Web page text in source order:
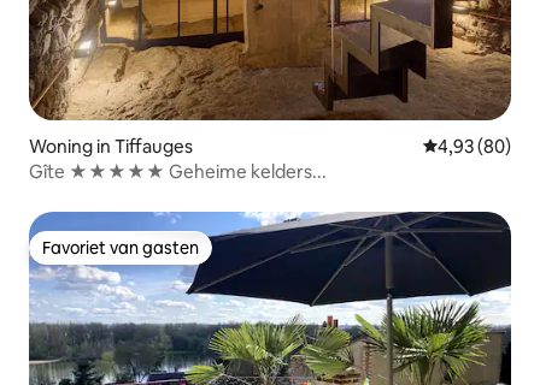
Woning in Tiffauges Gemiddelde
4,93 (80)
Gîte ★★★★★ Geheime kelders...
Favoriet van gasten
Favoriet van gasten